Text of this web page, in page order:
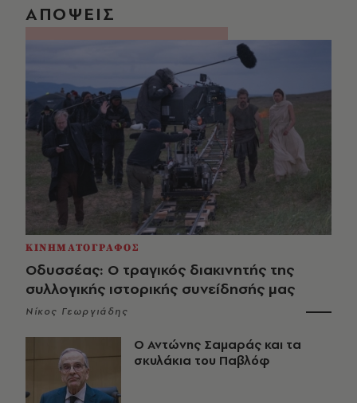
ΑΠΟΨΕΙΣ
ΚΙΝΗΜΑΤΟΓΡΑΦΟΣ
Οδυσσέας: Ο τραγικός διακινητής της
συλλογικής ιστορικής συνείδησής μας
Νίκος Γεωργιάδης
Ο Αντώνης Σαμαράς και τα
σκυλάκια του Παβλόφ